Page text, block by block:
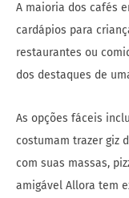
A maioria dos cafés
cardápios para
restaurantes ou
dos destaques de
As opções fáceis
costumam trazer giz
com suas massas,
amigável Allora tem